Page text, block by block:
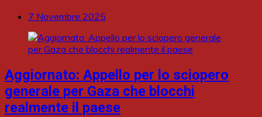
7 Novembre 2025
Aggiornato: Appello per lo sciopero
generale per Gaza che blocchi
realmente il paese